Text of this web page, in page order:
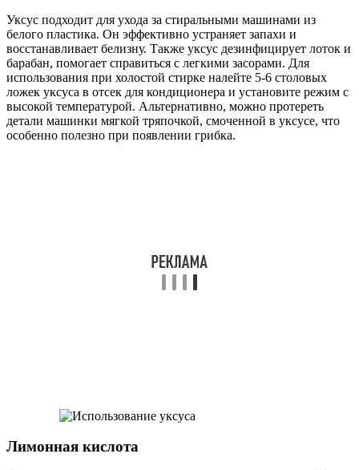
Уксус подходит для ухода за стиральными машинами из
белого пластика. Он эффективно устраняет запахи и
восстанавливает белизну. Также уксус дезинфицирует лоток и
барабан, помогает справиться с легкими засорами. Для
использования при холостой стирке налейте 5-6 столовых
ложек уксуса в отсек для кондиционера и установите режим с
высокой температурой. Альтернативно, можно протереть
детали машинки мягкой тряпочкой, смоченной в уксусе, что
особенно полезно при появлении грибка.
Лимонная кислота